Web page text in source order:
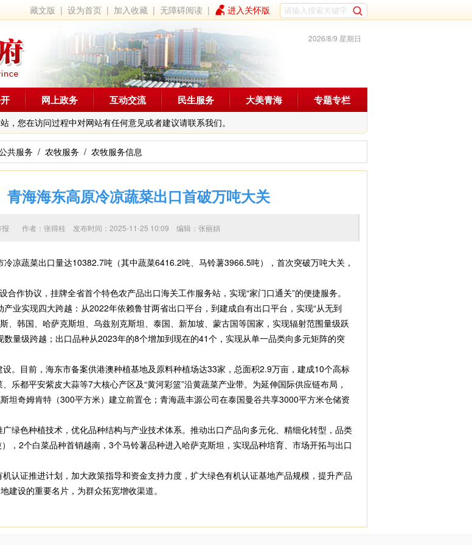
藏文版 |设为首页 | 加入收藏 |无障碍阅读 | 进入关怀版
2026/8/9 星期日
，您在访问过程中对网站有任何意见或者建议请联系我们。
网上政务 互动交流 民生服务 大美青海 专题专栏
共服务 / 农牧服务 / 农牧服务信息
青海海东高原冷凉蔬菜出口首破万吨大关
报 作者： 张得桂 发布时间：2025-11-25 10:09 编辑：张丽娟
蔬菜出口量达10382.7吨（其中蔬菜6416.2吨、马铃薯3966.5吨），首次突破万吨大关，
协议，挂牌全省首个特色农产品出口海关工作服务站，实现“家门口通关”的便捷服务。
业实现四大跨越：从2022年依赖鲁甘两省出口平台，到建成自有出口平台，实现“从无到
、韩国、哈萨克斯坦、乌兹别克斯坦、泰国、新加坡、蒙古国等国家，实现辐射范围量级跃
量级跨越；出口品种从2023年的8个增加到现在的41个，实现从单一品类向多元矩阵的突
目前，海东市备案供港澳种植基地及原料种植场达33家，总面积2.9万亩，建成10个高标
乐都平安紫皮大蒜等7大核心产区及“黄河彩篮”沿黄蔬菜产业带。为延伸国际供应链布局，
坦奇姆肯特（300平方米）建立前置仓；青海蔬丰源公司在泰国曼谷共享3000平方米仓储资
色种植技术，优化品种结构与产业技术体系。推动出口产品向多元化、精细化转型，品类
，2个白菜品种首销越南，3个马铃薯品种进入哈萨克斯坦，实现品种培育、市场开拓与出口
证推进计划，加大政策指导和资金支持力度，扩大绿色有机认证基地产品规模，提升产品
建设的重要名片，为群众拓宽增收渠道。